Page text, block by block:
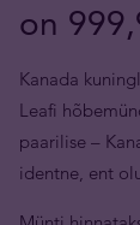
on
Kanada
Leafi
paarilise –
identne, ent